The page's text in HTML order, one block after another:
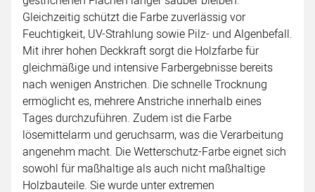
Gleichzeitig schützt die Farbe zuverlässig vor
Feuchtigkeit, UV-Strahlung sowie Pilz- und Algenbefall.
Mit ihrer hohen Deckkraft sorgt die Holzfarbe für
gleichmäßige und intensive Farbergebnisse bereits
nach wenigen Anstrichen. Die schnelle Trocknung
ermöglicht es, mehrere Anstriche innerhalb eines
Tages durchzuführen. Zudem ist die Farbe
lösemittelarm und geruchsarm, was die Verarbeitung
angenehm macht. Die Wetterschutz-Farbe eignet sich
sowohl für maßhaltige als auch nicht maßhaltige
Holzbauteile. Sie wurde unter extremen